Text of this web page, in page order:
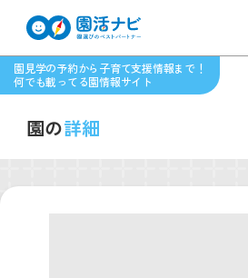
園見学の予約から子育て支援情報まで！
何でも載ってる園情報サイト
園の詳細